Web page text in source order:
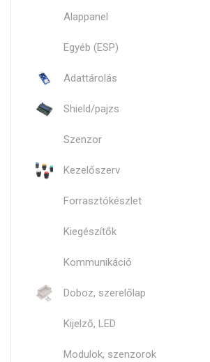
Alappanel
Egyéb (ESP)
Adattárolás
Shield/pajzs
Szenzor
Kezelőszerv
Forrasztókészlet
Kiegészítők
Kommunikáció
Doboz, szerelőlap
Kijelző, LED
Modulok, szenzorok